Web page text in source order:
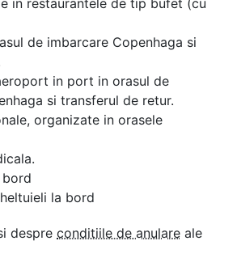
in restaurantele de tip bufet (cu
de imbarcare Copenhaga si
in port in orasul de
si transferul de retur.
organizate in orasele
bord
la bord
despre conditiile de anulare ale